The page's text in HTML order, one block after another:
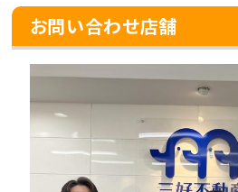
お問い合わせ店舗